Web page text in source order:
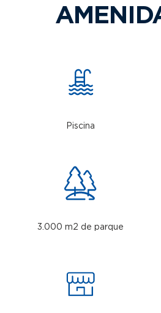
Piscina
3.000 m2 de parque